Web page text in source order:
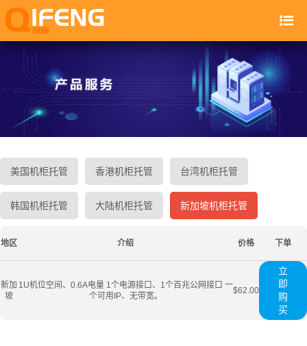
美国机柜托管 香港机柜托管 台湾机柜托管
韩国机柜托管 大陆机柜托管 新加坡机柜托管
地区 介绍 价格 下单
新加
坡
1U机位空间、0.6A电量 1个电源接口、1个百兆公网接口 一
个可用IP、无带宽。
$62.00
立
即
购
买